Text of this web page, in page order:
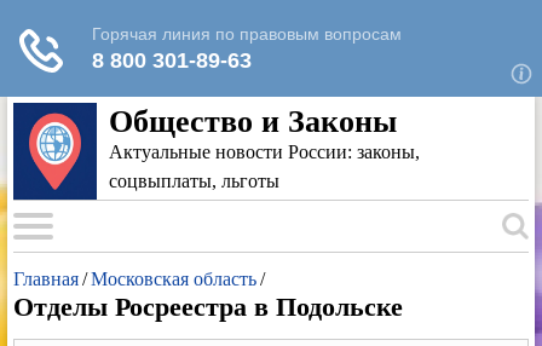
Общество и Законы
Актуальные новости России: законы,
соцвыплаты, льготы
Главная/Московская область/
Отделы Росреестра в Подольске
Для любых предложений по сайту: rk-
reestr@cp9.ru